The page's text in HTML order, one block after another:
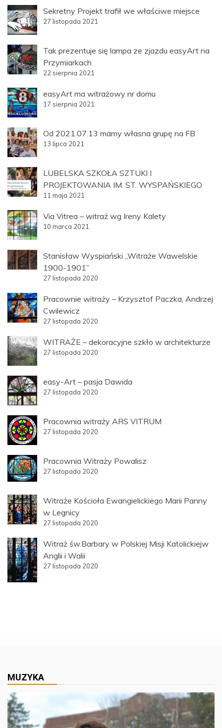
Sekretny Projekt trafił we właściwe miejsce
27 listopada 2021
Tak prezentuje się lampa ze zjazdu easyArt na
Przymiarkach
22 sierpnia 2021
easyArt ma witrażowy nr domu
17 sierpnia 2021
Od 2021.07.13 mamy własna grupę na FB
13 lipca 2021
LUBELSKA SZKOŁA SZTUKI I
PROJEKTOWANIA IM. ST. WYSPAŃSKIEGO
11 maja 2021
Via Vitrea – witraż wg Ireny Kalety
10 marca 2021
Stanisław Wyspiański „Witraże Wawelskie
1900-1901”
27 listopada 2020
Pracownie witraży – Krzysztof Paczka, Andrzej
Cwilewicz
27 listopada 2020
WITRAŻE – dekoracyjne szkło w architekturze
27 listopada 2020
easy-Art – pasja Dawida
27 listopada 2020
Pracownia witraży ARS VITRUM
27 listopada 2020
Pracownia Witraży Powalisz
27 listopada 2020
Witraże Kościoła Ewangielickiego Marii Panny
w Legnicy
27 listopada 2020
Witraż św.Barbary w Polskiej Misji Katolickiejw
Anglii i Walii
27 listopada 2020
MUZYKA